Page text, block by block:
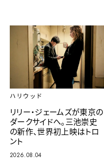
ハリウッド
リリー・ジェームズが東京の
ダークサイドへ。三池崇史
の新作、世界初上映はトロ
ント
2026.08.04